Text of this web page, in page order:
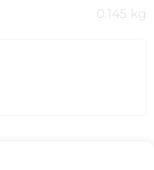
0.145 kg